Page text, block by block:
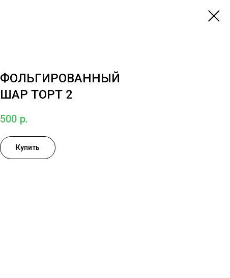
ФОЛЬГИРОВАННЫЙ
ШАР ТОРТ 2
500 р.
Купить